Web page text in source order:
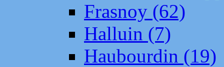
Frasnoy (62)
Halluin (7)
Haubourdin (19)